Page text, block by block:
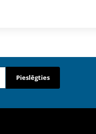
Pieslēgties